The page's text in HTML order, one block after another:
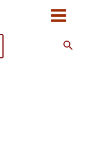
Main
Menu